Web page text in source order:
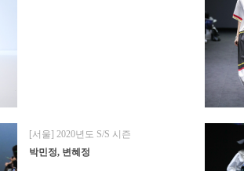
[서울] 2020년도 S/S 시즌
박민정, 변혜정